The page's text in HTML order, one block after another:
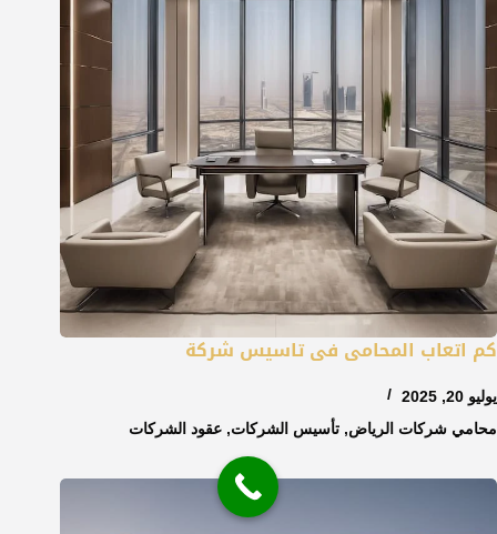
كم اتعاب المحامى فى تاسيس شركة
يوليو 20, 2025
محامي شركات الرياض, تأسيس الشركات, عقود الشركات